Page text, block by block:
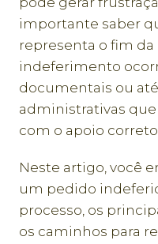
importante saber
representa o fim da
indeferimento
documentais ou
administrativas
com o apoio
Neste artigo, você
um pedido
processo, os
os caminhos para